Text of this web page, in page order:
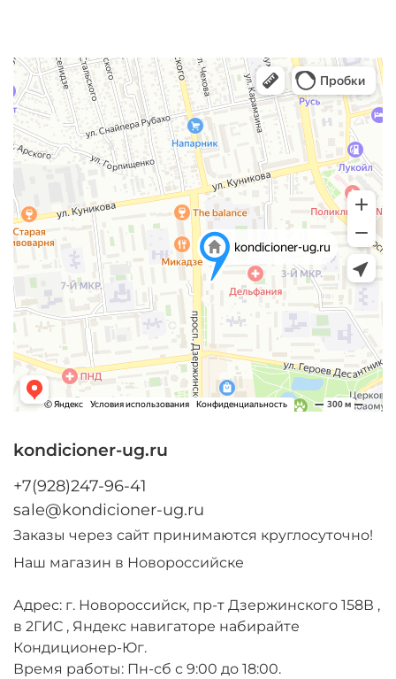
kondicioner-ug.ru
+7(928)247-96-41
sale@kondicioner-ug.ru
Заказы через сайт принимаются круглосуточно!
Наш магазин в Новороссийске
Адрес: г. Новороссийск, пр-т Дзержинского 158В ,
в 2ГИС , Яндекс навигаторе набирайте
Кондиционер-Юг.
Время работы: Пн-сб с 9:00 до 18:00.